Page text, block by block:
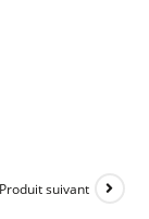
Produit suivant